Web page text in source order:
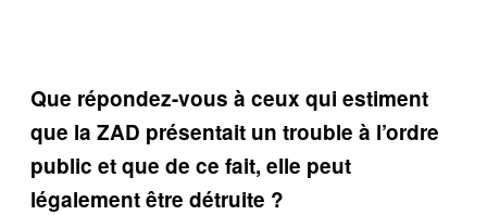
Que répondez-vous à ceux qui estiment
que la ZAD présentait un trouble à l’ordre
public et que de ce fait, elle peut
légalement être détruite ?